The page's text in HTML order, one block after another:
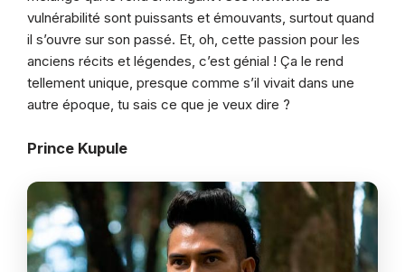
vulnérabilité sont puissants et émouvants, surtout quand
il s’ouvre sur son passé. Et, oh, cette passion pour les
anciens récits et légendes, c’est génial ! Ça le rend
tellement unique, presque comme s’il vivait dans une
autre époque, tu sais ce que je veux dire ?
Prince Kupule